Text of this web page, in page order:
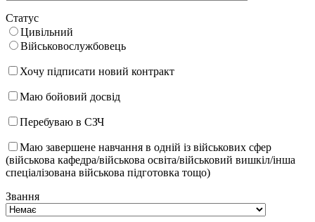
Статус
Цивільний
Військовослужбовець
Хочу підписати новий контракт
Маю бойовий досвід
Перебуваю в СЗЧ
Маю завершене навчання в одній із військових сфер
(військова кафедра/військова освіта/військовий вишкіл/інша
спеціалізована військова підготовка тощо)
Звання